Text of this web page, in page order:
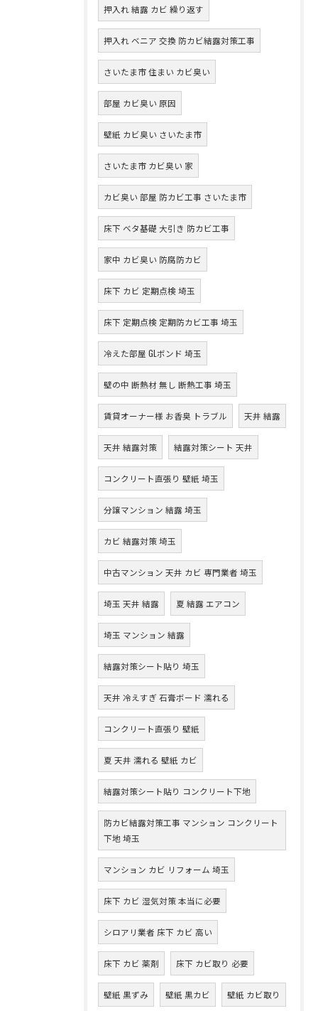
押入れ 結露 カビ 繰り返す
押入れ ベニア 交換 防カビ結露対策工事
さいたま市 住まい カビ臭い
部屋 カビ臭い 原因
壁紙 カビ臭い さいたま市
さいたま市 カビ臭い 家
カビ臭い 部屋 防カビ工事 さいたま市
床下 ベタ基礎 大引き 防カビ工事
家中 カビ臭い 防腐防カビ
床下 カビ 定期点検 埼玉
床下 定期点検 定期防カビ工事 埼玉
冷えた部屋 GLボンド 埼玉
壁の中 断熱材 無し 断熱工事 埼玉
賃貸オーナー様 お香臭 トラブル 天井 結露
天井 結露対策 結露対策シート 天井
コンクリート直張り 壁紙 埼玉
分譲マンション 結露 埼玉
カビ 結露対策 埼玉
中古マンション 天井 カビ 専門業者 埼玉
埼玉 天井 結露 夏 結露 エアコン
埼玉 マンション 結露
結露対策シート貼り 埼玉
天井 冷えすぎ 石膏ボード 濡れる
コンクリート直張り 壁紙
夏 天井 濡れる 壁紙 カビ
結露対策シート貼り コンクリート下地
防カビ結露対策工事 マンション コンクリート
下地 埼玉
マンション カビ リフォーム 埼玉
床下 カビ 湿気対策 本当に必要
シロアリ業者 床下 カビ 高い
床下 カビ 薬剤 床下 カビ取り 必要
壁紙 黒ずみ 壁紙 黒カビ 壁紙 カビ取り